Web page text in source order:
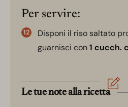
Per servire:
Disponi il riso saltato
guarnisci con1 cucch.
Le tue note alla ricetta